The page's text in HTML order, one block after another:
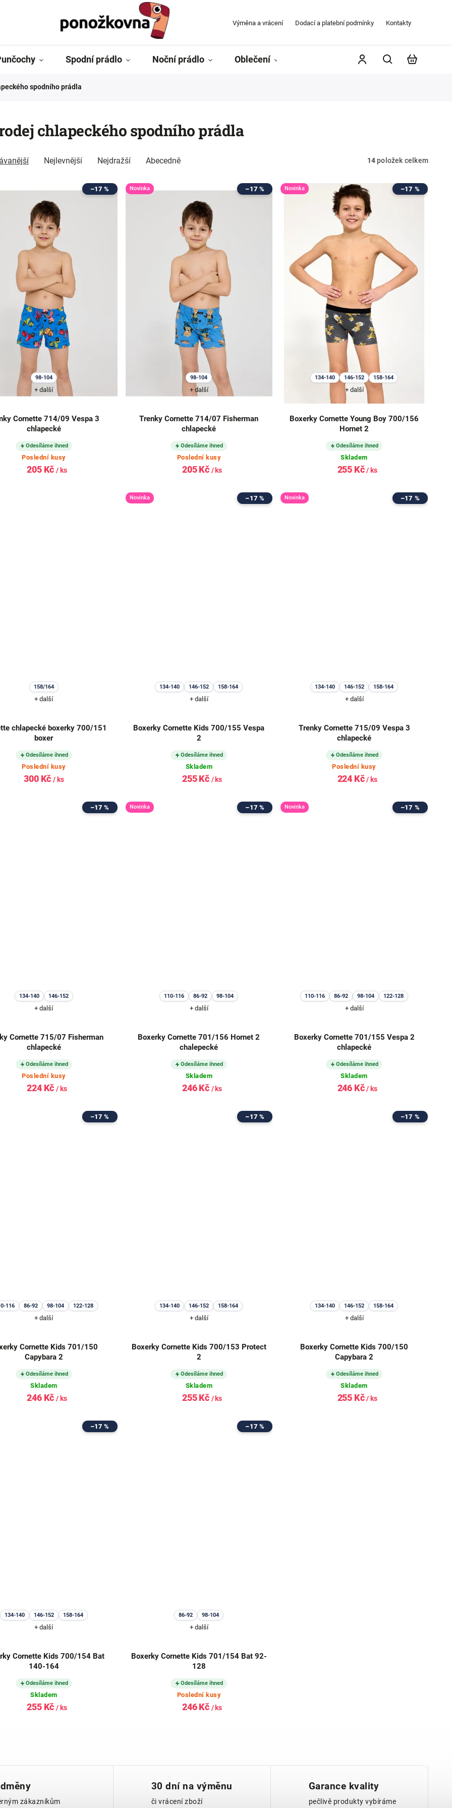
Výměna a vrácení Dodací a platební podmínky Kontakty
Spodní prádlo Noční prádlo Oblečení Kontakty
spodního prádla
chlapeckého spodního prádla
Nejlevnější Nejdražší Abecedně 14položek celkem
–17 %
98-104
+ další
Cornette 714/09 Vespa 3
chlapecké
Odesíláme ihned
Poslední kusy
205 Kč/ ks
Novinka –17 %
98-104
+ další
Trenky Cornette 714/07 Fisherman
chlapecké
Odesíláme ihned
Poslední kusy
205 Kč / ks
Novinka –17 %
134-140 146-152 158-164
+ další
Boxerky Cornette Young Boy 700/156
Hornet 2
Odesíláme ihned
Skladem
255 Kč/ ks
158/164
+ další
chlapecké boxerky 700/151
boxer
Odesíláme ihned
Poslední kusy
300 Kč/ ks
Novinka –17 %
134-140 146-152 158-164
+ další
Boxerky Cornette Kids 700/155 Vespa
2
Odesíláme ihned
Skladem
255 Kč / ks
Novinka –17 %
134-140 146-152 158-164
+ další
Trenky Cornette 715/09 Vespa 3
chlapecké
Odesíláme ihned
Poslední kusy
224 Kč/ ks
–17 %
134-140 146-152
+ další
715/07 Fisherman
chlapecké
Odesíláme ihned
Poslední kusy
224 Kč/ ks
Novinka –17 %
110-116 86-92 98-104
+ další
Boxerky Cornette 701/156 Hornet 2
chalepecké
Odesíláme ihned
Skladem
246 Kč / ks
Novinka –17 %
110-116 86-92 98-104 122-128
+ další
Boxerky Cornette 701/155 Vespa 2
chlapecké
Odesíláme ihned
Skladem
246 Kč/ ks
–17 %
116 86-92 98-104 122-128
+ další
Cornette Kids 701/150
Capybara 2
Odesíláme ihned
Skladem
246 Kč/ ks
–17 %
134-140 146-152 158-164
+ další
Boxerky Cornette Kids 700/153 Protect
2
Odesíláme ihned
Skladem
255 Kč / ks
–17 %
134-140 146-152 158-164
+ další
Boxerky Cornette Kids 700/150
Capybara 2
Odesíláme ihned
Skladem
255 Kč/ ks
–17 %
134-140 146-152 158-164
+ další
Cornette Kids 700/154 Bat
140-164
Odesíláme ihned
Skladem
255 Kč/ ks
–17 %
86-92 98-104
+ další
Boxerky Cornette Kids 701/154 Bat 92-
128
Odesíláme ihned
Poslední kusy
246 Kč / ks
zákazníkům
30 dní na výměnu
či vrácení zboží
Garance kvality
pečlivě produkty vybíráme